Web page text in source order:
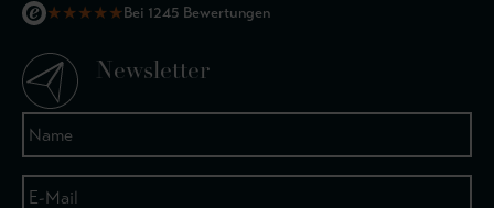
★★★★★Bei 1245 Bewertungen
Newsletter